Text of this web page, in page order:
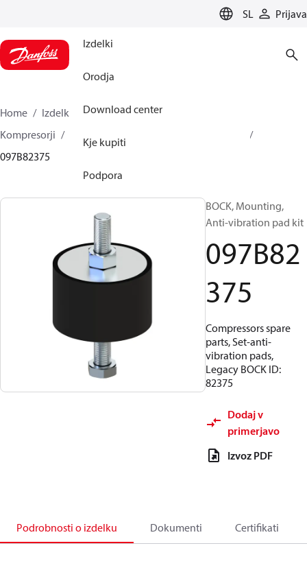
SL Prijava
Izdelki
Orodja
Download center
Kje kupiti
Podpora
Home Izdelki
Climate Solutions za ogrevanje
Kompresorji
097B82375
BOCK, Mounting,
Anti-vibration pad kit
097B82
375
Compressors spare
parts, Set-anti-
vibration pads,
Legacy BOCK ID:
82375
Dodaj v
primerjavo
Izvoz PDF
Podrobnosti o izdelku Dokumenti Certifikati